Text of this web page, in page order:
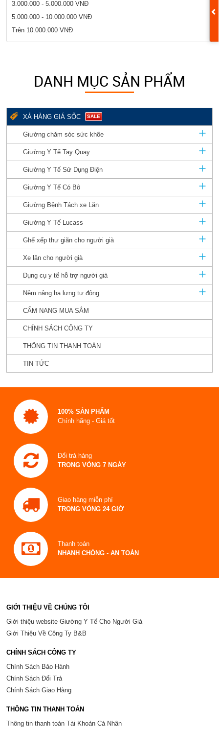
3.000.000 - 5.000.000 VNĐ
5.000.000 - 10.000.000 VNĐ
Trên 10.000.000 VNĐ
DANH MỤC SẢN PHẨM
XẢ HÀNG GIÁ SỐC SALE
Giường chăm sóc sức khõe
Giường Y Tế Tay Quay
Giường Y Tế Sử Dụng Điện
Giường Y Tế Có Bô
Giường Bệnh Tách xe Lăn
Giường Y Tế Lucass
Ghế xếp thư giãn cho người già
Xe lăn cho người già
Dụng cụ y tế hỗ trợ người già
Nệm nâng hạ lưng tự động
CẨM NANG MUA SẮM
CHÍNH SÁCH CÔNG TY
THÔNG TIN THANH TOÁN
TIN TỨC
100% SẢN PHẨM
Chính hãng - Giá tốt
Đổi trả hàng
TRONG VÒNG 7 NGÀY
Giao hàng miễn phí
TRONG VÒNG 24 GIỜ
Thanh toán
NHANH CHÓNG - AN TOÀN
GIỚI THIỆU VỀ CHÚNG TÔI
Giới thiệu website Giường Y Tế Cho Người Già
Giới Thiệu Về Công Ty B&B
CHÍNH SÁCH CÔNG TY
Chính Sách Bảo Hành
Chính Sách Đổi Trả
Chính Sách Giao Hàng
THÔNG TIN THANH TOÁN
Thông tin thanh toán Tài Khoản Cá Nhân